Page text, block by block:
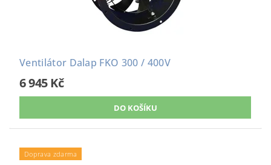
Ventilátor Dalap FKO 300 / 400V
6 945 Kč
Doprava zdarma